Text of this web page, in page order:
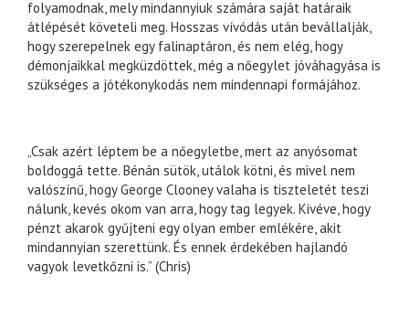
folyamodnak, mely mindannyiuk számára saját határaik
átlépését követeli meg. Hosszas vívódás után bevállalják,
hogy szerepelnek egy falinaptáron, és nem elég, hogy
démonjaikkal megküzdöttek, még a nőegylet jóváhagyása is
szükséges a jótékonykodás nem mindennapi formájához.
„Csak azért léptem be a nőegyletbe, mert az anyósomat
boldoggá tette. Bénán sütök, utálok kötni, és mivel nem
valószínű, hogy George Clooney valaha is tiszteletét teszi
nálunk, kevés okom van arra, hogy tag legyek. Kivéve, hogy
pénzt akarok gyűjteni egy olyan ember emlékére, akit
mindannyian szerettünk. És ennek érdekében hajlandó
vagyok levetkőzni is.” (Chris)